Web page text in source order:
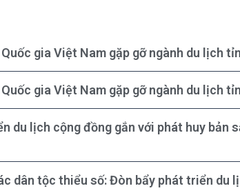
gia Việt Nam gặp gỡ ngành du lịch
gia Việt Nam gặp gỡ ngành du lịch
du lịch cộng đồng gắn với phát huy bản
dân tộc thiểu số: Đòn bẩy phát triển du